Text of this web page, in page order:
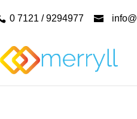
0 7121 / 9294977